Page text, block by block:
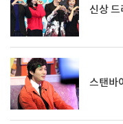
신상
스탠바